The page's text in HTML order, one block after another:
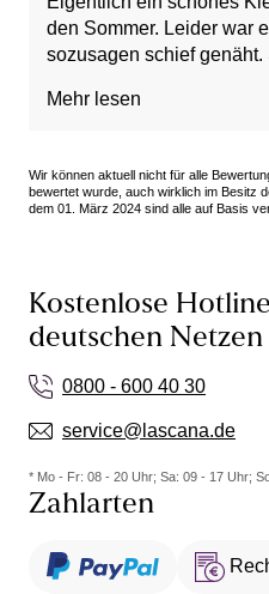
den Sommer. Leider war
sozusagen schief genäht.
Mehr lesen
Wir können aktuell nicht für alle
bewertet wurde, auch wirklich im Besitz
dem 01. März 2024 sind alle auf Basis
Kostenlose
deutschen Netzen
0800 - 600 40 30
service@lascana.de
* Mo - Fr: 08 - 20 Uhr; Sa: 09 - 17 Uhr;
Zahlarten